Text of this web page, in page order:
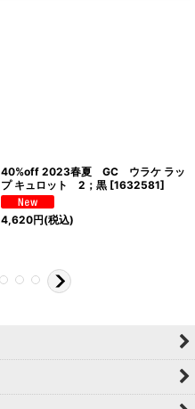
40%off 2023春夏 GC ウラケ ラッ
プ キュロット 2；黒 [1632581]
4,620円(税込)